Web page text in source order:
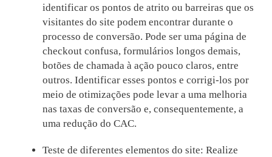
identificar os pontos de atrito ou barreiras que os
visitantes do site podem encontrar durante o
processo de conversão. Pode ser uma página de
checkout confusa, formulários longos demais,
botões de chamada à ação pouco claros, entre
outros. Identificar esses pontos e corrigi-los por
meio de otimizações pode levar a uma melhoria
nas taxas de conversão e, consequentemente, a
uma redução do CAC.
Teste de diferentes elementos do site: Realize